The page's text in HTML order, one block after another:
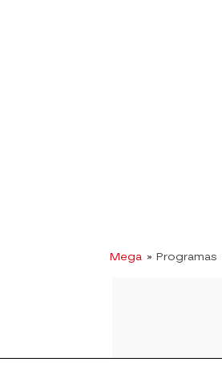
Mega » Programas